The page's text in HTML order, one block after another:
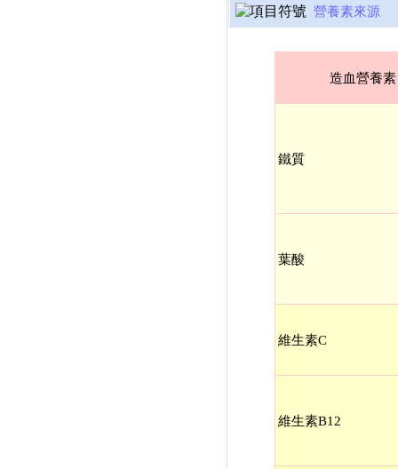
營養素來源
造血營養素
鐵質
葉酸
維生素C
維生素B12